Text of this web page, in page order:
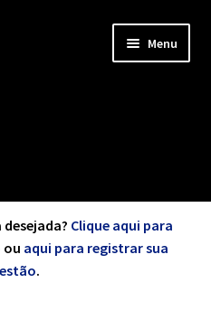
Menu
Clique aqui para
ou aqui para registrar sua
.